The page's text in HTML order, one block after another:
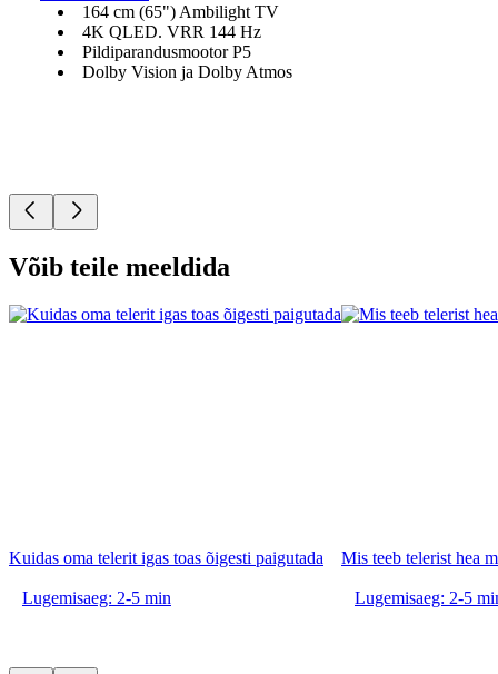
164 cm (65") Ambilight TV
4K QLED. VRR 144 Hz
Pildiparandusmootor P5
Dolby Vision ja Dolby Atmos
Võib teile meeldida
Kuidas oma telerit igas toas õigesti paigutada
Lugemisaeg: 2-5 min
Mis teeb telerist hea
Lugemisaeg: 2-5